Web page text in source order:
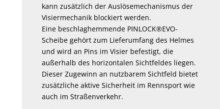
kann zusätzlich der Auslösemechanismus der
Visiermechanik blockiert werden.
Eine beschlaghemmende PINLOCK®EVO-
Scheibe gehört zum Lieferumfang des Helmes
und wird an Pins im Visier befestigt, die
außerhalb des horizontalen Sichtfeldes liegen.
Dieser Zugewinn an nutzbarem Sichtfeld bietet
zusätzliche aktive Sicherheit im Rennsport wie
auch im Straßenverkehr.